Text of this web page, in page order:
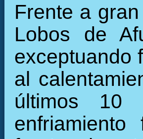
Frente a
Lobos de
exceptuando
al
últimos 10